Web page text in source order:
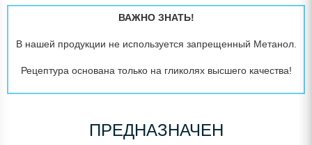
ВАЖНО ЗНАТЬ!
В нашей продукции не используется запрещенный Метанол.
Рецептура основана только на гликолях высшего качества!
ПРЕДНАЗНАЧЕН